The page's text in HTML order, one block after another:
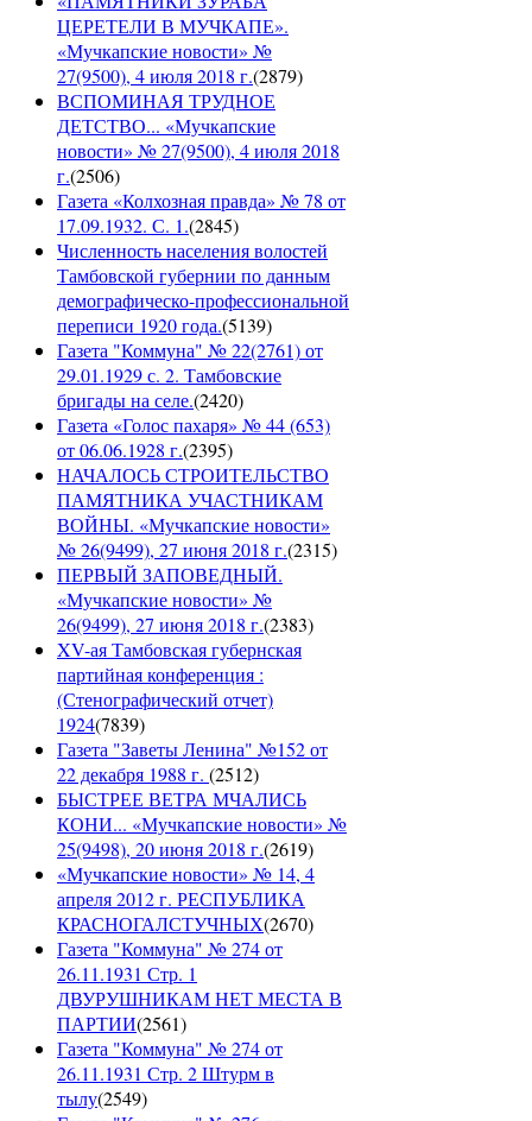
ЦЕРЕТЕЛИ В МУЧКАПЕ».
«Мучкапские новости» №
27(9500), 4 июля 2018 г.(2879)
ВСПОМИНАЯ ТРУДНОЕ
ДЕТСТВО... «Мучкапские
новости» № 27(9500), 4 июля 2018
г.(2506)
Газета «Колхозная правда» № 78 от
17.09.1932. С. 1.(2845)
Численность населения волостей
Тамбовской губернии по данным
демографическо-профессиональной
переписи 1920 года.(5139)
Газета "Коммуна" № 22(2761) от
29.01.1929 с. 2. Тамбовские
бригады на селе.(2420)
Газета «Голос пахаря» № 44 (653)
от 06.06.1928 г.(2395)
НАЧАЛОСЬ СТРОИТЕЛЬСТВО
ПАМЯТНИКА УЧАСТНИКАМ
ВОЙНЫ. «Мучкапские новости»
№ 26(9499), 27 июня 2018 г.(2315)
ПЕРВЫЙ ЗАПОВЕДНЫЙ.
«Мучкапские новости» №
26(9499), 27 июня 2018 г.(2383)
XV-ая Тамбовская губернская
партийная конференция :
(Стенографический отчет)
1924(7839)
Газета "Заветы Ленина" №152 от
22 декабря 1988 г. (2512)
БЫСТРЕЕ ВЕТРА МЧАЛИСЬ
КОНИ... «Мучкапские новости» №
25(9498), 20 июня 2018 г.(2619)
«Мучкапские новости» № 14, 4
апреля 2012 г. РЕСПУБЛИКА
КРАСНОГАЛСТУЧНЫХ(2670)
Газета "Коммуна" № 274 от
26.11.1931 Стр. 1
ДВУРУШНИКАМ НЕТ МЕСТА В
ПАРТИИ(2561)
Газета "Коммуна" № 274 от
26.11.1931 Стр. 2 Штурм в
тылу(2549)